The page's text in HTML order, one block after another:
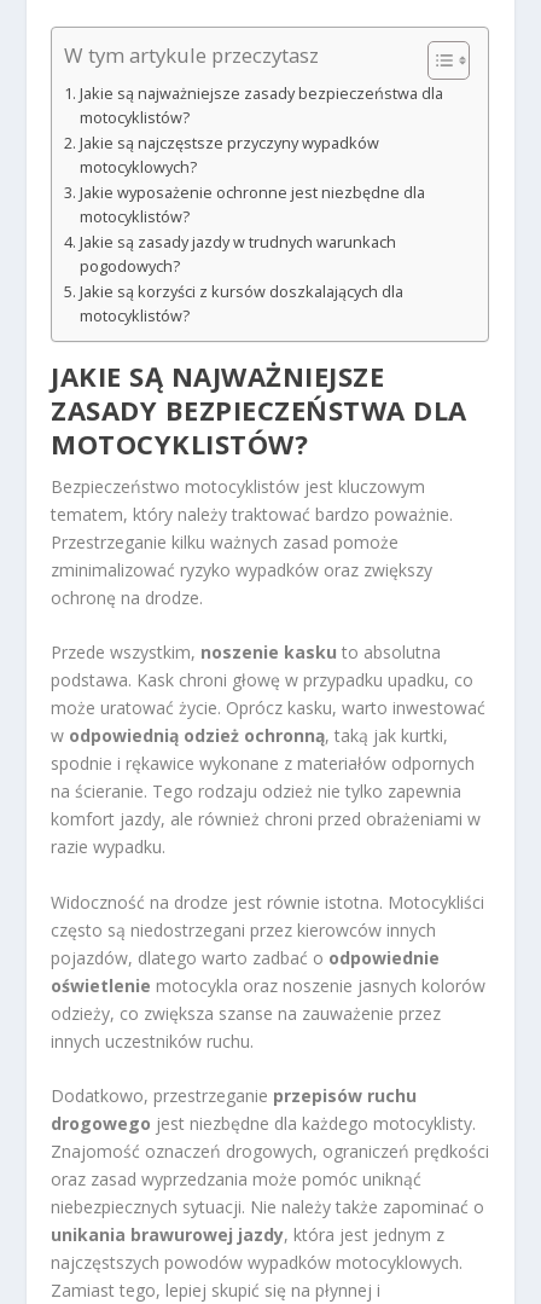
W tym artykule przeczytasz
Jakie są najważniejsze zasady bezpieczeństwa dla
motocyklistów?
Jakie są najczęstsze przyczyny wypadków
motocyklowych?
Jakie wyposażenie ochronne jest niezbędne dla
motocyklistów?
Jakie są zasady jazdy w trudnych warunkach
pogodowych?
Jakie są korzyści z kursów doszkalających dla
motocyklistów?
JAKIE SĄ NAJWAŻNIEJSZE
ZASADY BEZPIECZEŃSTWA DLA
MOTOCYKLISTÓW?
Bezpieczeństwo motocyklistów jest kluczowym
tematem, który należy traktować bardzo poważnie.
Przestrzeganie kilku ważnych zasad pomoże
zminimalizować ryzyko wypadków oraz zwiększy
ochronę na drodze.
Przede wszystkim, noszenie kasku to absolutna
podstawa. Kask chroni głowę w przypadku upadku, co
może uratować życie. Oprócz kasku, warto inwestować
w odpowiednią odzież ochronną, taką jak kurtki,
spodnie i rękawice wykonane z materiałów odpornych
na ścieranie. Tego rodzaju odzież nie tylko zapewnia
komfort jazdy, ale również chroni przed obrażeniami w
razie wypadku.
Widoczność na drodze jest równie istotna. Motocykliści
często są niedostrzegani przez kierowców innych
pojazdów, dlatego warto zadbać o odpowiednie
oświetlenie motocykla oraz noszenie jasnych kolorów
odzieży, co zwiększa szanse na zauważenie przez
innych uczestników ruchu.
Dodatkowo, przestrzeganie przepisów ruchu
drogowego jest niezbędne dla każdego motocyklisty.
Znajomość oznaczeń drogowych, ograniczeń prędkości
oraz zasad wyprzedzania może pomóc uniknąć
niebezpiecznych sytuacji. Nie należy także zapominać o
unikania brawurowej jazdy, która jest jednym z
najczęstszych powodów wypadków motocyklowych.
Zamiast tego, lepiej skupić się na płynnej i